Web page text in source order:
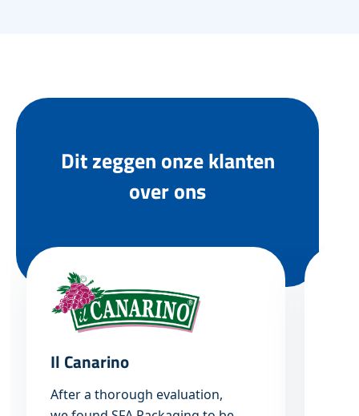
Dit zeggen onze klanten
over ons
Il Canarino
After a thorough evaluation,